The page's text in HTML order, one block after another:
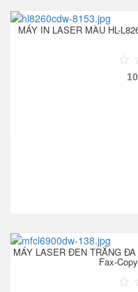
MÁY IN LASER MÀU HL-
MÁY LASER ĐEN TRẮNG
Fax-